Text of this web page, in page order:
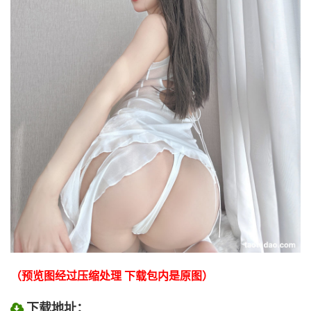
（预览图经过压缩处理 下载包内是原图）